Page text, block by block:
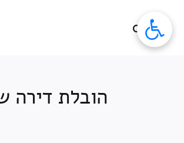
הובלת דירה